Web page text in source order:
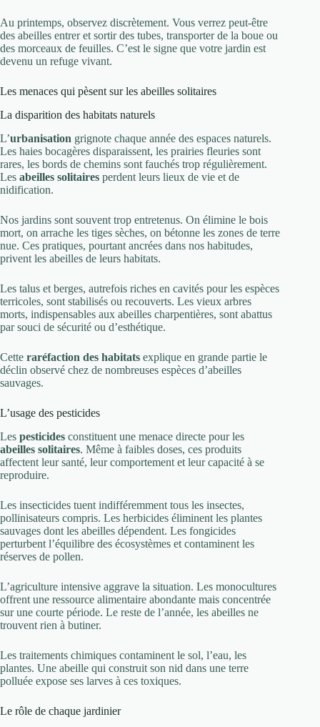
Au printemps, observez discrètement. Vous verrez peut-être
des abeilles entrer et sortir des tubes, transporter de la boue ou
des morceaux de feuilles. C’est le signe que votre jardin est
devenu un refuge vivant.
Les menaces qui pèsent sur les abeilles solitaires
La disparition des habitats naturels
L’urbanisation grignote chaque année des espaces naturels.
Les haies bocagères disparaissent, les prairies fleuries sont
rares, les bords de chemins sont fauchés trop régulièrement.
Les abeilles solitaires perdent leurs lieux de vie et de
nidification.
Nos jardins sont souvent trop entretenus. On élimine le bois
mort, on arrache les tiges sèches, on bétonne les zones de terre
nue. Ces pratiques, pourtant ancrées dans nos habitudes,
privent les abeilles de leurs habitats.
Les talus et berges, autrefois riches en cavités pour les espèces
terricoles, sont stabilisés ou recouverts. Les vieux arbres
morts, indispensables aux abeilles charpentières, sont abattus
par souci de sécurité ou d’esthétique.
Cette raréfaction des habitats explique en grande partie le
déclin observé chez de nombreuses espèces d’abeilles
sauvages.
L’usage des pesticides
Les pesticides constituent une menace directe pour les
abeilles solitaires. Même à faibles doses, ces produits
affectent leur santé, leur comportement et leur capacité à se
reproduire.
Les insecticides tuent indifféremment tous les insectes,
pollinisateurs compris. Les herbicides éliminent les plantes
sauvages dont les abeilles dépendent. Les fongicides
perturbent l’équilibre des écosystèmes et contaminent les
réserves de pollen.
L’agriculture intensive aggrave la situation. Les monocultures
offrent une ressource alimentaire abondante mais concentrée
sur une courte période. Le reste de l’année, les abeilles ne
trouvent rien à butiner.
Les traitements chimiques contaminent le sol, l’eau, les
plantes. Une abeille qui construit son nid dans une terre
polluée expose ses larves à ces toxiques.
Le rôle de chaque jardinier